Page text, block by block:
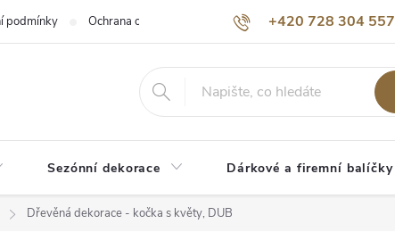
+420 728 304 557
podmínky Ochrana osobních údajů O nás
Sezónní dekorace Dárkové a firemní balíčky
Dřevěná dekorace - kočka s květy, DUB